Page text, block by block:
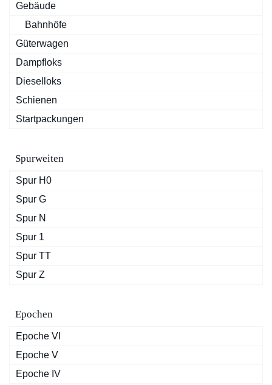
Gebäude
Bahnhöfe
Güterwagen
Dampfloks
Dieselloks
Schienen
Startpackungen
Spurweiten
Spur H0
Spur G
Spur N
Spur 1
Spur TT
Spur Z
Epochen
Epoche VI
Epoche V
Epoche IV